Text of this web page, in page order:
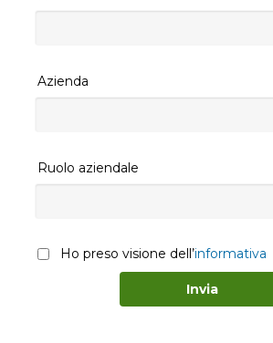
Azienda
Ruolo aziendale
Ho preso visione dell’informativa
Invia